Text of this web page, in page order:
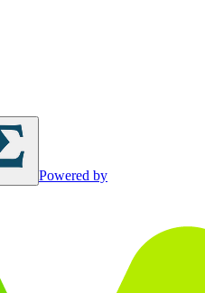
Powered by